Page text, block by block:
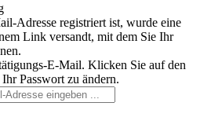
Adresse registriert ist, wurde eine
Link versandt, mit dem Sie Ihr
E-Mail. Klicken Sie auf den
Passwort zu ändern.